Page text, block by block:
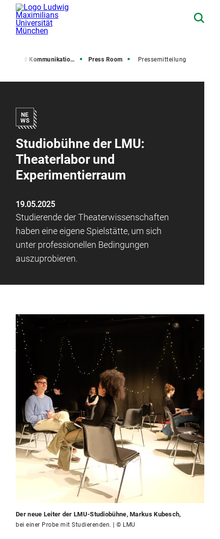
und Kommunikation (PuK) Press Room Pressemitteilung
Studiobühne der LMU:
Theaterlabor und
Experimentierraum
19.05.2025
Studierende der Theaterwissenschaften
haben eine eigene Spielstätte, um sich
unter professionellen Bedingungen
auszuprobieren.
Der neue Leiter der LMU-Studiobühne, Markus Kubesch,
bei einer Probe mit Studierenden. | © LMU